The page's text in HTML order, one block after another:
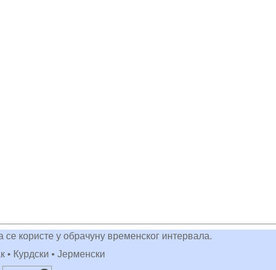
користе у обрачуну временског интервала.
• Курдски • Јерменски